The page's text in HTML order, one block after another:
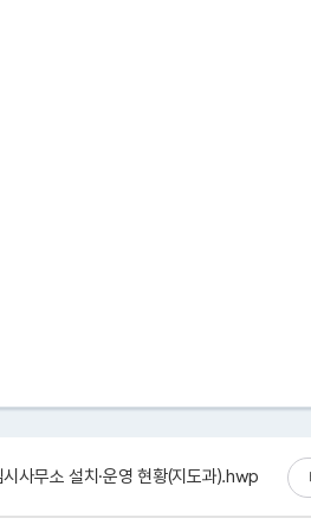
사무소 설치·운영 현황(지도과).hwp